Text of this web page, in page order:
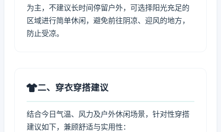
为主，不建议长时间停留户外，可选择阳光充足的
区域进行简单休闲，避免前往阴凉、迎风的地方，
防止受凉。
二、穿衣穿搭建议
结合今日气温、风力及户外休闲场景，针对性穿搭
建议如下，兼顾舒适与实用性：